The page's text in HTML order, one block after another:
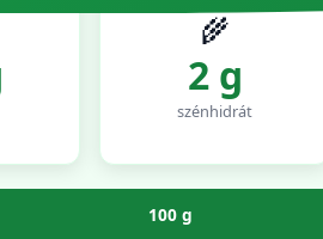
🌾
2 g
szénhidrát
100 g